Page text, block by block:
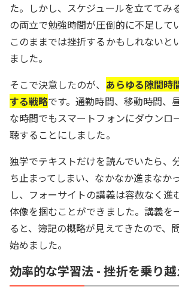
た。しかし、スケジュールを立ててみ
の両立で勉強時間が圧倒的に不足して
このままでは挫折するかもしれないと
ました。
そこで決意したのが、 あらゆる隙間時
する戦略です。通勤時間、移動時間、
な時間でもスマートフォンにダウンロ
聴することにしました。
独学でテキストだけを読んでいたら、
ち止まってしまい、なかなか進まなか
し、フォーサイトの講義は容赦なく進
体像を掴むことができました。講義を
ると、簿記の概略が見えてきたので、
始めました。
効率的な学習法 - 挫折を乗り越